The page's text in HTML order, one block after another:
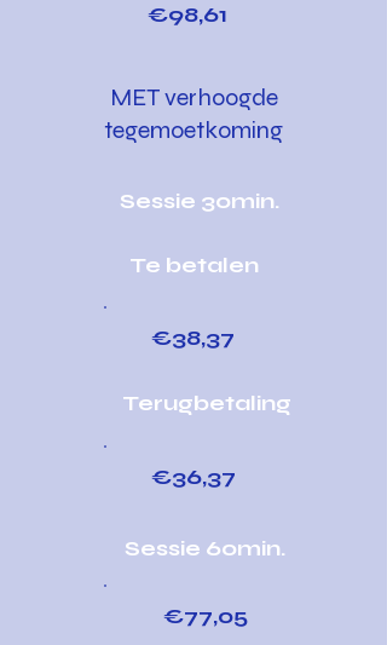
€98,61
MET verhoogde
tegemoetkoming
Sessie 30min.
Te betalen
€38,37
Terugbetaling
€36,37
Sessie 60min.
€77,05